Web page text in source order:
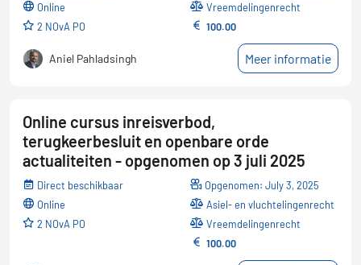
online
2 NOvA PO
Vreemdelingenrecht
100.00
Aniel Pahladsingh Meer informatie
Online cursus inreisverbod,
terugkeerbesluit en openbare orde
actualiteiten - opgenomen op 3 juli 2025
Direct beschikbaar
online
2 NOvA PO
Opgenomen: July 3, 2025
Asiel- en vluchtelingenrecht
Vreemdelingenrecht
100.00